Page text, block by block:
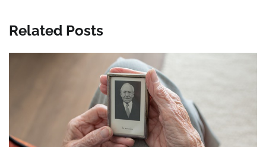
Related Posts